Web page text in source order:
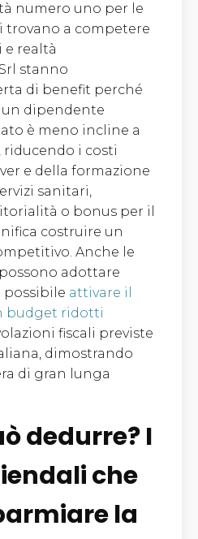
numero uno per le
trovano a competere
realtà
stanno
di benefit perché
dipendente
è meno incline a
riducendo i costi
e della formazione
sanitari,
o bonus per il
costruire un
Anche le
adottare
possibile attivare il
budget ridotti
fiscali previste
dimostrando
di gran lunga
dedurre? I
che
la